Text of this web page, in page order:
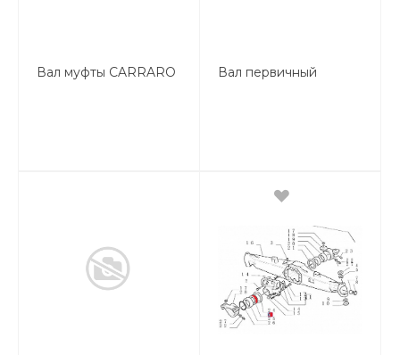
Вал муфты CARRARO Вал первичный